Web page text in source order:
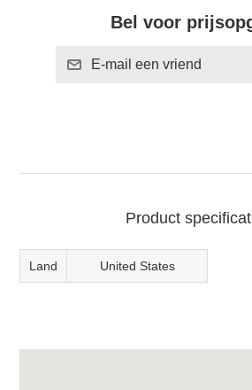
Bel voor
Product
Land United States